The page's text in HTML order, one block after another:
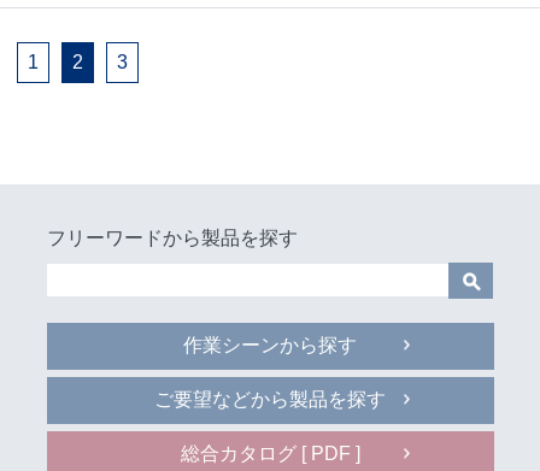
1 2 3
フリーワードから製品を探す
作業シーンから探す
ご要望などから製品を探す
総合カタログ [ PDF ]